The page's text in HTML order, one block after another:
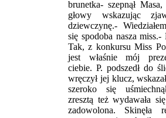
brunetka- szepnął
głowy wskazując
dziewczynę.-
się spodoba nasza miss.-
Tak, z konkursu Miss
jest właśnie mój
ciebie. P. podszedł do
wręczył jej klucz,
szeroko się
zresztą też wydawała
zadowolona. Skinęła